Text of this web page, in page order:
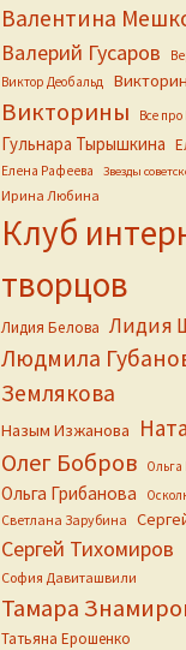
Валентина
Валерий Гусаров
Виктор Деобальд
Викторины Все
Гульнара Тырышкина
Елена Рафеева Звезды
Ирина Любина
Клуб
творцов
Лидия Белова Лидия
Людмила
Землякова
Назым Изжанова
Олег Бобров Ольга
Ольга Грибанова
Светлана Зарубина
Сергей Тихомиров
София Давиташвили
Тамара
Татьяна Ерошенко